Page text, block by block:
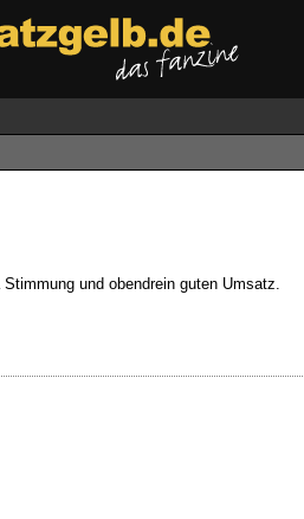
und obendrein guten Umsatz.